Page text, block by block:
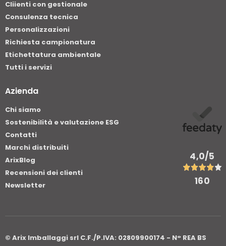
Cliienti con gestionale
Consulenza tecnica
Personalizzazioni
Richiesta campionatura
Etichettatura ambientale
Tutti i servizi
Azienda
Chi siamo
Sostenibilità e valutazione ESG
Contatti
Marchi distribuiti
ArixBlog
Recensioni dei clienti
Newsletter
4,0/5
160
© Arix Imballaggi srl C.F./P.IVA: 02809900174 - N° REA BS